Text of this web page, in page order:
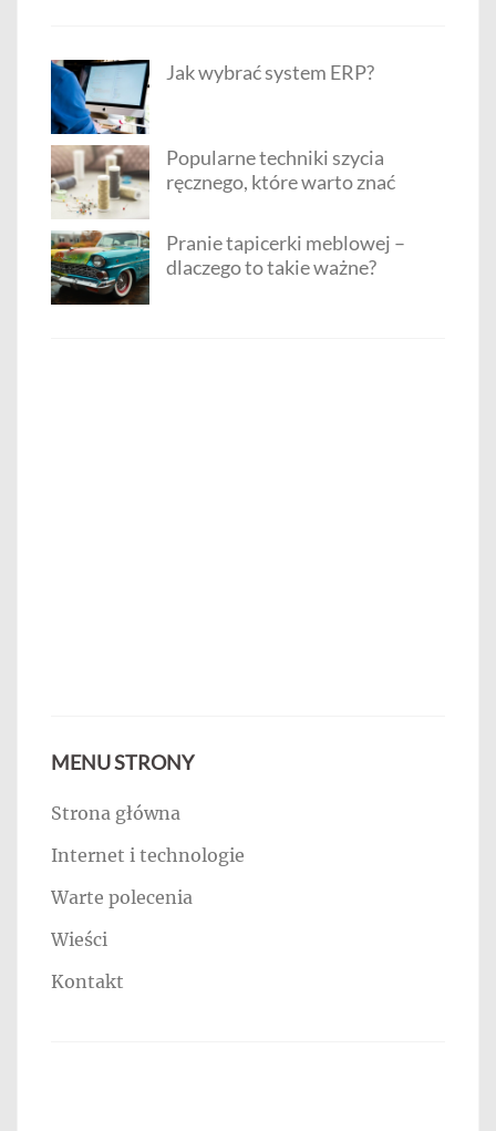
Jak wybrać system ERP?
Popularne techniki szycia
ręcznego, które warto znać
Pranie tapicerki meblowej –
dlaczego to takie ważne?
MENU STRONY
Strona główna
Internet i technologie
Warte polecenia
Wieści
Kontakt